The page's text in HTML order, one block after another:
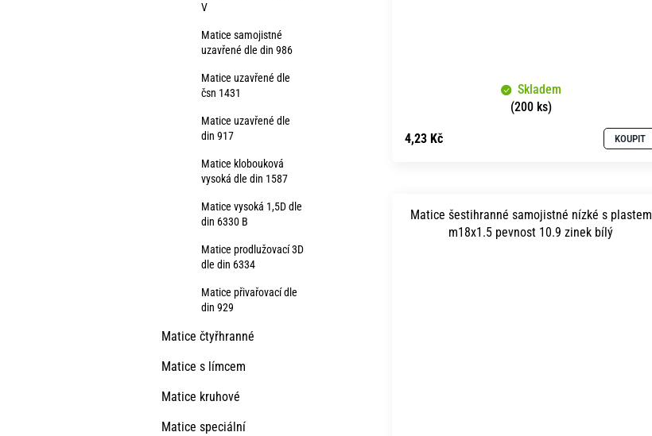
V
Matice samojistné
uzavřené dle din 986
Matice uzavřené dle
čsn 1431
Matice uzavřené dle
din 917
Matice klobouková
vysoká dle din 1587
Matice vysoká 1,5D dle
din 6330 B
Matice prodlužovací 3D
dle din 6334
Matice přivařovací dle
din 929
Matice čtyřhranné
Matice s límcem
Matice kruhové
Matice speciální
Skladem
(200 ks)
4,23 Kč KOUPIT
Matice šestihranné samojistné nízké s plastem
m18x1.5 pevnost 10.9 zinek bílý